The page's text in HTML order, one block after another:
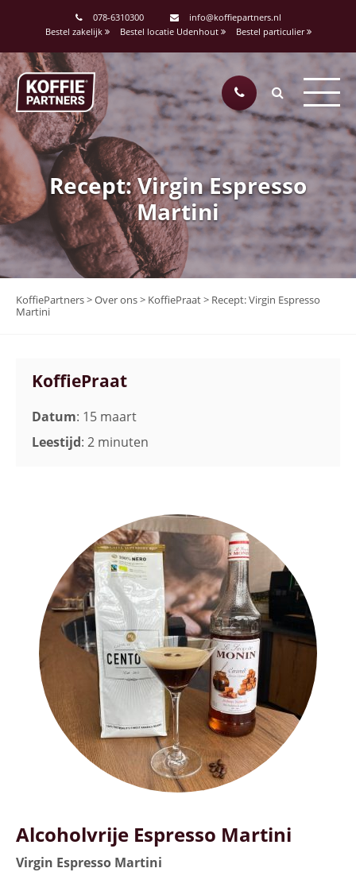
078-6310300
info@koffiepartners.nl
Bestel zakelijk
Bestel locatie Udenhout Bestel particulier
Recept: Virgin Espresso
Martini
KoffiePartners>Over ons> KoffiePraat> Recept: Virgin Espresso
Martini
KoffiePraat
Datum: 15 maart
Leestijd: 2 minuten
Alcoholvrije Espresso Martini
Virgin Espresso Martini